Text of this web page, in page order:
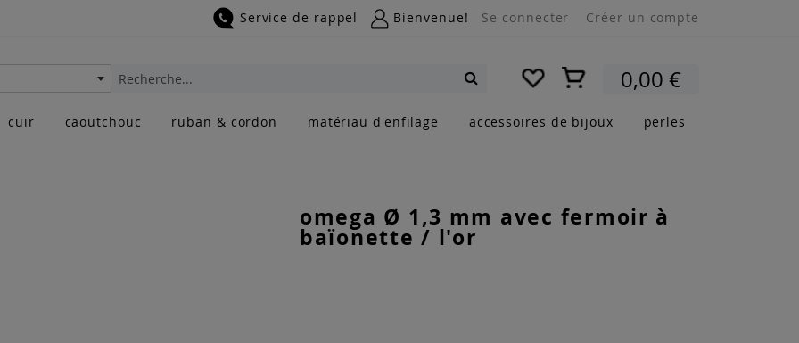
Service de rappel Bienvenue! Se connecter Créer un compte
Mon panier0,00 €
Rechercher
cuir caoutchouc ruban & cordon matériau d'enfilage accessoires de bijoux perles
omega Ø 1,3 mm avec fermoir à
baïonette / l'or